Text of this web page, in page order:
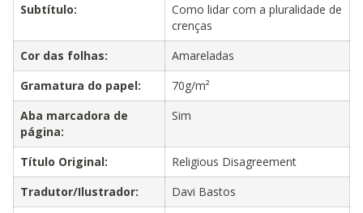
Subtítulo:
Como lidar com a pluralidade de
crenças
Cor das folhas:
Amareladas
Gramatura do papel:
70g/m²
Aba marcadora de
página:
Sim
Título Original:
Religious Disagreement
Tradutor/Ilustrador:
Davi Bastos